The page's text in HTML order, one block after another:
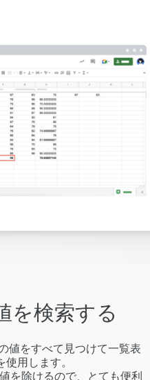
を検索する
値をすべて見つけて一覧表
用します。
を除けるので、とても便利